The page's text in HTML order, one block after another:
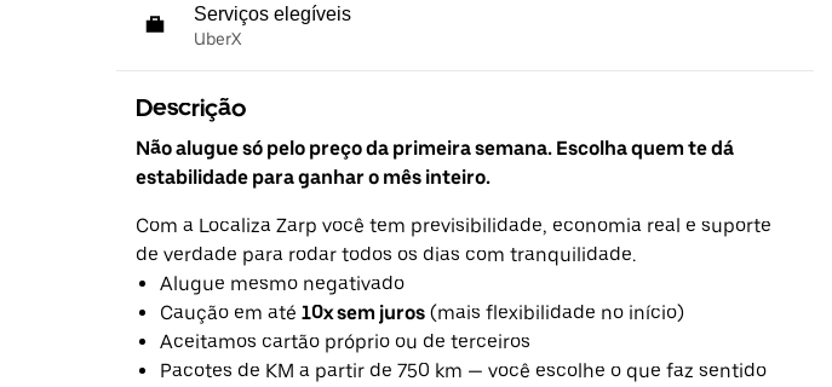
Serviços elegíveis
UberX
Descrição
Não alugue só pelo preço da primeira semana. Escolha quem te dá
estabilidade para ganhar o mês inteiro.
Com a Localiza Zarp você tem previsibilidade, economia real e suporte
de verdade para rodar todos os dias com tranquilidade.
Alugue mesmo negativado
Caução em até 10x sem juros (mais flexibilidade no início)
Aceitamos cartão próprio ou de terceiros
Pacotes de KM a partir de 750 km — você escolhe o que faz sentido